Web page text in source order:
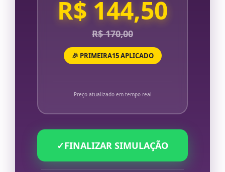
R$ 144,50
R$ 170,00
🎉 PRIMEIRA15 APLICADO
Preço atualizado em tempo real
✓FINALIZAR SIMULAÇÃO